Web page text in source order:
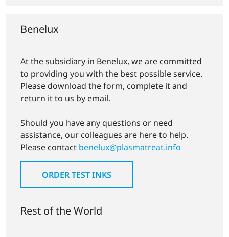
Benelux
At the subsidiary in Benelux, we are committed
to providing you with the best possible service.
Please download the form, complete it and
return it to us by email.
Should you have any questions or need
assistance, our colleagues are here to help.
Please contact benelux@plasmatreat.info
ORDER TEST INKS
Rest of the World